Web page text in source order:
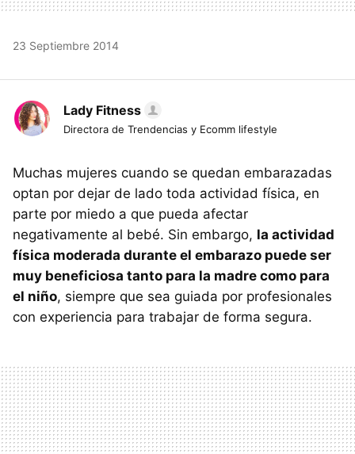
23 Septiembre 2014
Lady Fitness
Directora de Trendencias y Ecomm lifestyle
Muchas mujeres cuando se quedan embarazadas
optan por dejar de lado toda actividad física, en
parte por miedo a que pueda afectar
negativamente al bebé. Sin embargo, la actividad
física moderada durante el embarazo puede ser
muy beneficiosa tanto para la madre como para
el niño, siempre que sea guiada por profesionales
con experiencia para trabajar de forma segura.